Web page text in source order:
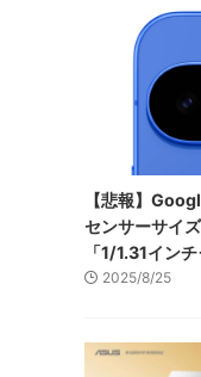
【悲報】
センサーサイ
「1/1.31イン
2025/8/25